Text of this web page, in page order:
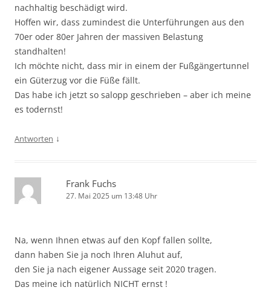
nachhaltig beschädigt wird.
Hoffen wir, dass zumindest die Unterführungen aus den
70er oder 80er Jahren der massiven Belastung
standhalten!
Ich möchte nicht, dass mir in einem der Fußgängertunnel
ein Güterzug vor die Füße fällt.
Das habe ich jetzt so salopp geschrieben – aber ich meine
es todernst!
Antworten ↓
Frank Fuchs
27. Mai 2025 um 13:48 Uhr
Na, wenn Ihnen etwas auf den Kopf fallen sollte,
dann haben Sie ja noch Ihren Aluhut auf,
den Sie ja nach eigener Aussage seit 2020 tragen.
Das meine ich natürlich NICHT ernst !